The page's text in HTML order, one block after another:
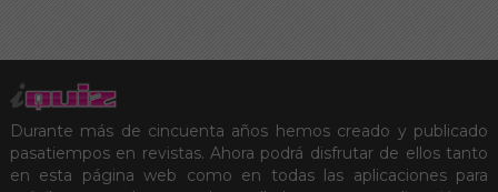
Durante más de cincuenta años hemos creado y publicado
pasatiempos en revistas. Ahora podrá disfrutar de ellos tanto
en esta página web como en todas las aplicaciones para